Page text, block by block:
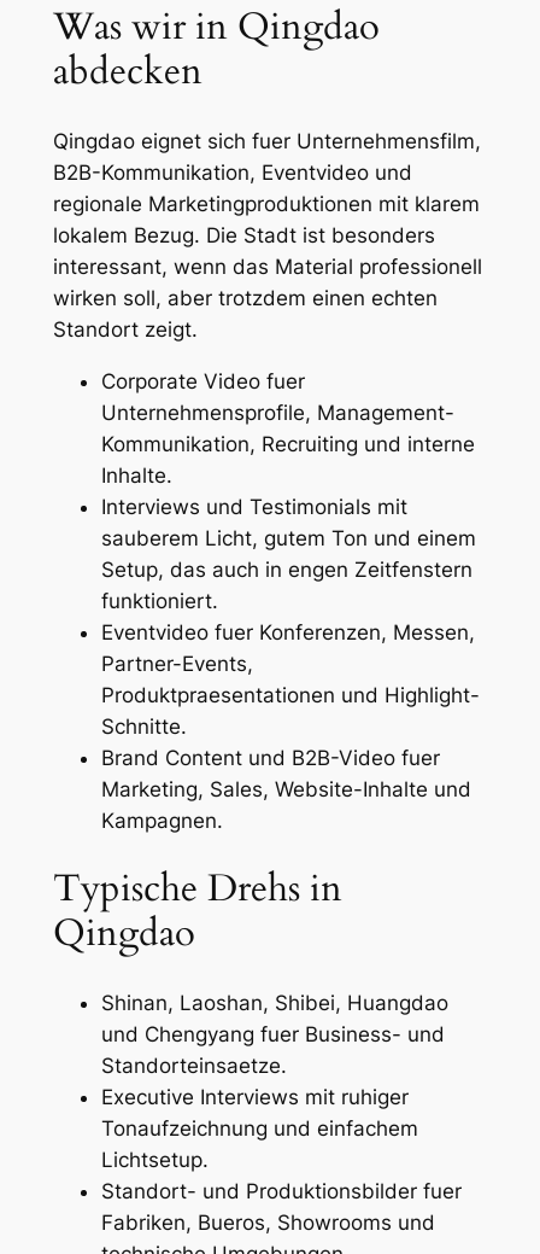
Was wir in Qingdao
abdecken
Qingdao eignet sich fuer Unternehmensfilm,
B2B-Kommunikation, Eventvideo und
regionale Marketingproduktionen mit klarem
lokalem Bezug. Die Stadt ist besonders
interessant, wenn das Material professionell
wirken soll, aber trotzdem einen echten
Standort zeigt.
Corporate Video fuer
Unternehmensprofile, Management-
Kommunikation, Recruiting und interne
Inhalte.
Interviews und Testimonials mit
sauberem Licht, gutem Ton und einem
Setup, das auch in engen Zeitfenstern
funktioniert.
Eventvideo fuer Konferenzen, Messen,
Partner-Events,
Produktpraesentationen und Highlight-
Schnitte.
Brand Content und B2B-Video fuer
Marketing, Sales, Website-Inhalte und
Kampagnen.
Typische Drehs in
Qingdao
Shinan, Laoshan, Shibei, Huangdao
und Chengyang fuer Business- und
Standorteinsaetze.
Executive Interviews mit ruhiger
Tonaufzeichnung und einfachem
Lichtsetup.
Standort- und Produktionsbilder fuer
Fabriken, Bueros, Showrooms und